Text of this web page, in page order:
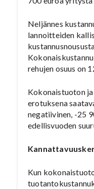
Neljännes
lannoitteiden
rehujen osuus on
Kokonaistuoton
erotuksena
negatiivinen, -25
edellisvuoden
Kun